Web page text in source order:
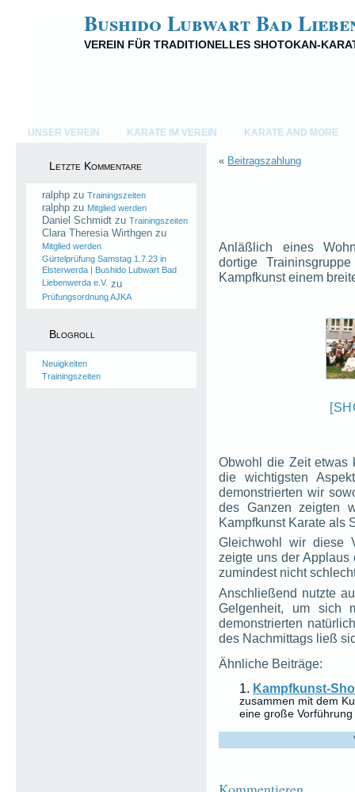
Bushido Lubwart Bad
VEREIN FÜR TRADITIONELLES SHOTOKAN-
UNSER VEREIN KARATE IM VEREIN KARATE AND MORE
Letzte Kommentare
ralphp zu Trainingszeiten
ralphp zu Mitglied werden
Daniel Schmidt zu Trainingszeiten
Clara Theresia Wirthgen zu
Mitglied werden
Gürtelprüfung Samstag 1.7.23 in
Elsterwerda | Bushido Lubwart Bad
Liebenwerda e.V. zu
Prüfungsordnung AJKA
Blogroll
Neuigkeiten
Trainingszeiten
« Beitragszahlung
Anläßlich eines
dortige
Kampfkunst einem
Obwohl die Zeit etwas
die wichtigsten
demonstrierten wir
des Ganzen zeigten
Kampfkunst Karate als
Gleichwohl wir diese
zeigte uns der
zumindest nicht
Anschließend nutzte
Gelgenheit, um sich
demonstrierten
des Nachmittags ließ
Ähnliche Beiträge:
Kampfkunst-
zusammen mit dem
eine große